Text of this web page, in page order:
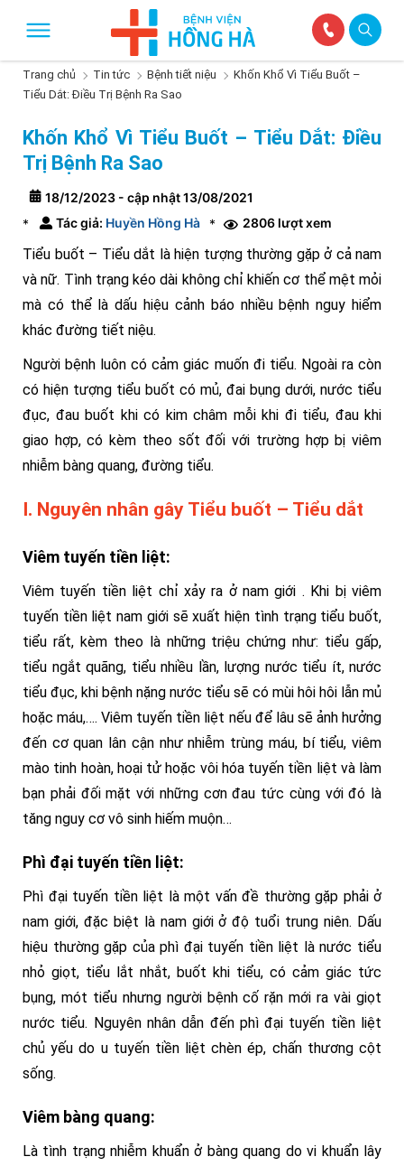
Trang chủ Tin tức Bệnh tiết niệu
Khốn Khổ Vì Tiểu Buốt –
Tiểu Dắt: Điều Trị Bệnh Ra Sao
Khốn Khổ Vì Tiểu Buốt – Tiểu Dắt: Điều
Trị Bệnh Ra Sao
18/12/2023 - cập nhật 13/08/2021
*
Tác giả: Huyền Hồng Hà * 2806 lượt xem
Tiểu buốt – Tiểu dắt là hiện tượng thường gặp ở cả nam
và nữ. Tình trạng kéo dài không chỉ khiến cơ thể mệt mỏi
mà có thể là dấu hiệu cảnh báo nhiều bệnh nguy hiểm
khác đường tiết niệu.
Người bệnh luôn có cảm giác muốn đi tiểu. Ngoài ra còn
có hiện tượng tiểu buốt có mủ, đai bụng dưới, nước tiểu
đục, đau buốt khi có kim châm mỗi khi đi tiểu, đau khi
giao hợp, có kèm theo sốt đối với trường hợp bị viêm
nhiễm bàng quang, đường tiểu.
I. Nguyên nhân gây Tiểu buốt – Tiểu dắt
Viêm tuyến tiền liệt:
Viêm tuyến tiền liệt chỉ xảy ra ở nam giới . Khi bị viêm
tuyến tiền liệt nam giới sẽ xuất hiện tình trạng tiểu buốt,
tiểu rất, kèm theo là những triệu chứng như: tiểu gấp,
tiểu ngắt quãng, tiểu nhiều lần, lượng nước tiểu ít, nước
tiểu đục, khi bệnh nặng nước tiểu sẽ có mùi hôi hôi lẫn mủ
hoặc máu,…. Viêm tuyến tiền liệt nếu để lâu sẽ ảnh hưởng
đến cơ quan lân cận như nhiễm trùng máu, bí tiểu, viêm
mào tinh hoàn, hoại tử hoặc vôi hóa tuyến tiền liệt và làm
bạn phải đối mặt với những cơn đau tức cùng với đó là
tăng nguy cơ vô sinh hiếm muộn…
Phì đại tuyến tiền liệt:
Phì đại tuyến tiền liệt là một vấn đề thường gặp phải ở
nam giới, đặc biệt là nam giới ở độ tuổi trung niên. Dấu
hiệu thường gặp của phì đại tuyến tiền liệt là nước tiểu
nhỏ giọt, tiểu lắt nhắt, buốt khi tiểu, có cảm giác tức
bụng, mót tiểu nhưng người bệnh cố rặn mới ra vài giọt
nước tiểu. Nguyên nhân dẫn đến phì đại tuyến tiền liệt
chủ yếu do u tuyến tiền liệt chèn ép, chấn thương cột
sống.
Viêm bàng quang:
Là tình trạng nhiễm khuẩn ở bàng quang do vi khuẩn lây